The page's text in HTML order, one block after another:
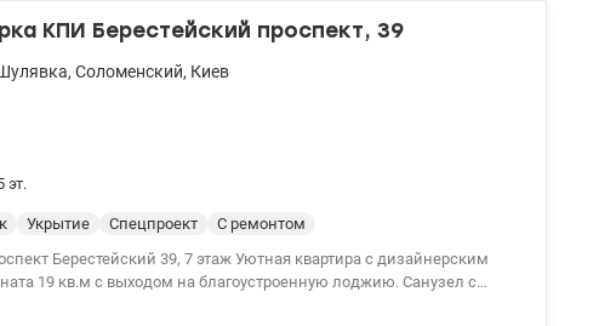
КПИ Берестейский проспект, 39
, Соломенский, Киев
эт.
Укрытие Спецпроект
С ремонтом
19 кв.м с выходом на благоустроенную лоджию. Санузел с